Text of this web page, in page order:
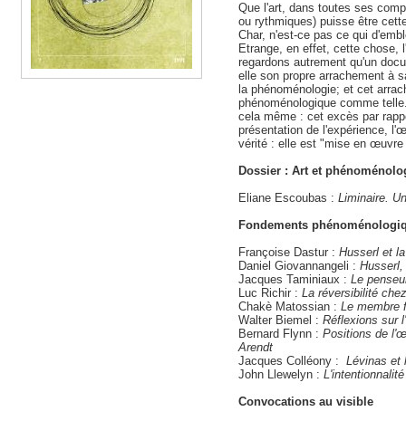
Que l'art, dans toutes ses
ou rythmiques) puisse être
Char, n'est-ce pas ce qui
Etrange, en effet, cette chose,
regardons autrement qu'un
elle son propre arrachement à
la phénoménologie; et cet
phénoménologique comme
cela même : cet excès par
présentation de l'expérience,
vérité : elle est "mise en œuvre
Dossier : Art et
Eliane Escoubas : Liminaire.
Fondements
Françoise Dastur : Husserl et
Daniel Giovannangeli : Husserl,
Jacques Taminiaux : Le
Luc Richir : La réversibilité
Chakè Matossian : Le membre
Walter Biemel : Réflexions sur
Bernard Flynn : Positions de
Arendt
Jacques Colléony : Lévinas et
John Llewelyn :
Convocations au visible